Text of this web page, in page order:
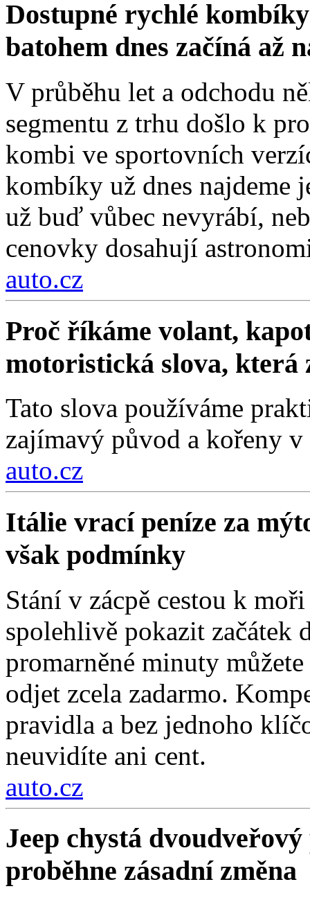
Dostupné rychlé
batohem dnes začíná až
V průběhu let a odchodu
segmentu z trhu došlo k
kombi ve sportovních
kombíky už dnes najdeme
už buď vůbec nevyrábí,
cenovky dosahují
auto.cz
Proč říkáme volant,
motoristická slova, která
Tato slova používáme
zajímavý původ a kořeny
auto.cz
Itálie vrací peníze za
však podmínky
Stání v zácpě cestou k
spolehlivě pokazit začátek
promarněné minuty
odjet zcela zadarmo.
pravidla a bez jednoho
neuvidíte ani cent.
auto.cz
Jeep chystá
proběhne zásadní změna